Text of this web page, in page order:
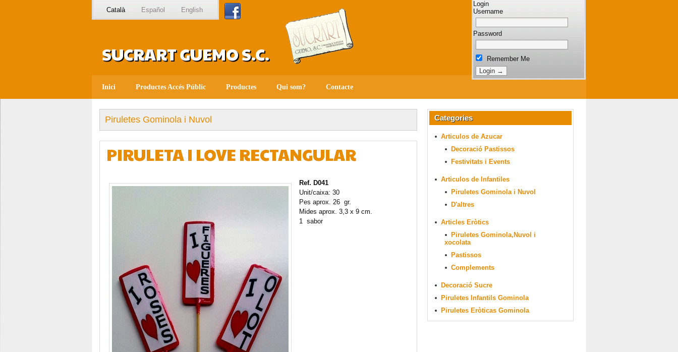
Login
Username
Password
Remember Me
Català Español English
SUCRART GUEMO S.C.
Inici Productes Accés Públic Productes Qui som? Contacte
Piruletes Gominola i Nuvol
PIRULETA I LOVE RECTANGULAR
Ref. D041
Unit/caixa: 30
Pes aprox. 26 gr.
Mides aprox. 3,3 x 9 cm.
1 sabor
Categories
Articulos de Azucar
Decoració Pastissos
Festivitats i Events
Articulos de Infantiles
Piruletes Gominola i Nuvol
D'altres
Articles Eròtics
Piruletes Gominola,Nuvol i
xocolata
Pastissos
Complements
Decoració Sucre
Piruletes Infantils Gominola
Piruletes Eròticas Gominola